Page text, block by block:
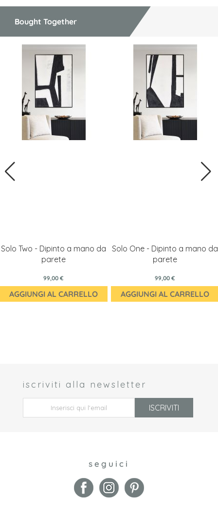
Bought Together
Solo Two - Dipinto a mano da
parete
99,00 €
AGGIUNGI AL CARRELLO
Solo One - Dipinto a mano da
parete
99,00 €
AGGIUNGI AL CARRELLO
iscriviti alla newsletter
ISCRIVITI
seguici